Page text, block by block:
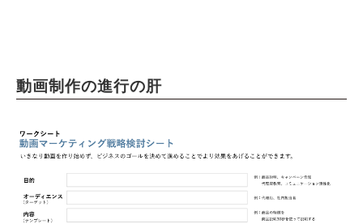
動画制作の進行の肝